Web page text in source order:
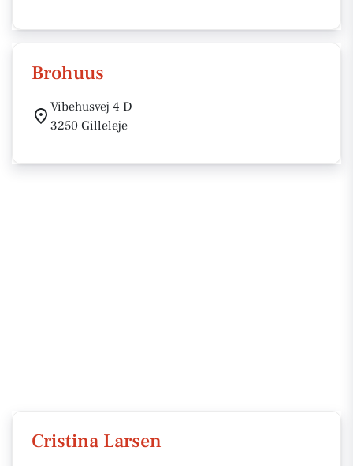
Brohuus
Vibehusvej 4 D
3250 Gilleleje
Cristina Larsen